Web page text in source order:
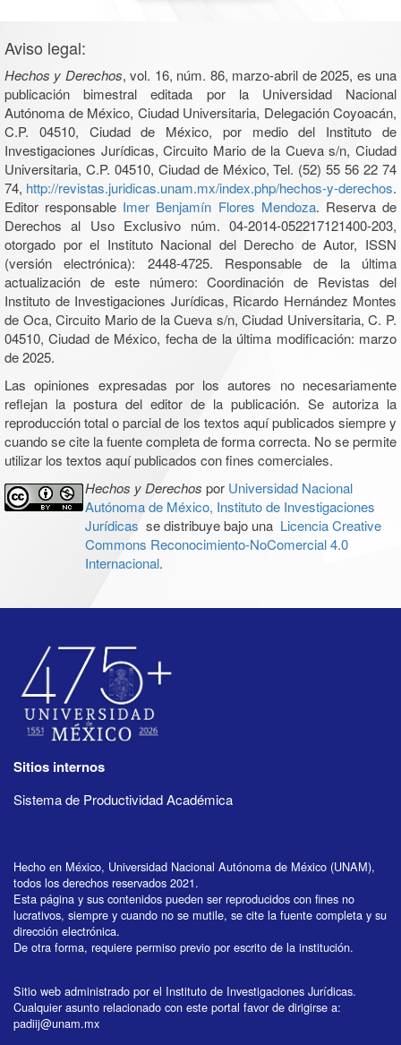
Aviso legal:
Hechos y Derechos, vol. 16, núm. 86, marzo-abril de 2025, es una
publicación bimestral editada por la Universidad Nacional
Autónoma de México, Ciudad Universitaria, Delegación Coyoacán,
C.P. 04510, Ciudad de México, por medio del Instituto de
Investigaciones Jurídicas, Circuito Mario de la Cueva s/n, Ciudad
Universitaria, C.P. 04510, Ciudad de México, Tel. (52) 55 56 22 74
74, http://revistas.juridicas.unam.mx/index.php/hechos-y-derechos.
Editor responsable Imer Benjamín Flores Mendoza. Reserva de
Derechos al Uso Exclusivo núm. 04-2014-052217121400-203,
otorgado por el Instituto Nacional del Derecho de Autor, ISSN
(versión electrónica): 2448-4725. Responsable de la última
actualización de este número: Coordinación de Revistas del
Instituto de Investigaciones Jurídicas, Ricardo Hernández Montes
de Oca, Circuito Mario de la Cueva s/n, Ciudad Universitaria, C. P.
04510, Ciudad de México, fecha de la última modificación: marzo
de 2025.
Las opiniones expresadas por los autores no necesariamente
reflejan la postura del editor de la publicación. Se autoriza la
reproducción total o parcial de los textos aquí publicados siempre y
cuando se cite la fuente completa de forma correcta. No se permite
utilizar los textos aquí publicados con fines comerciales.
Hechos y Derechos por Universidad Nacional
Autónoma de México, Instituto de Investigaciones
Jurídicas se distribuye bajo una Licencia Creative
Commons Reconocimiento-NoComercial 4.0
Internacional.
Sitios internos
Sistema de Productividad Académica
Hecho en México, Universidad Nacional Autónoma de México (UNAM),
todos los derechos reservados 2021.
Esta página y sus contenidos pueden ser reproducidos con fines no
lucrativos, siempre y cuando no se mutile, se cite la fuente completa y su
dirección electrónica.
De otra forma, requiere permiso previo por escrito de la institución.
Sitio web administrado por el Instituto de Investigaciones Jurídicas.
Cualquier asunto relacionado con este portal favor de dirigirse a:
padiij@unam.mx